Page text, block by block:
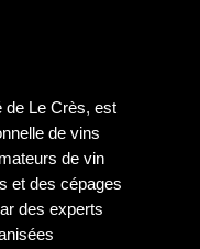
de Le Crès, est
de vins
de vin
et des cépages
des experts